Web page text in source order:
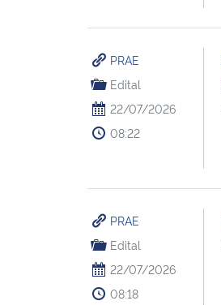
PRAE
Edital
22/07/2026
08:22
PRAE
Edital
22/07/2026
08:18